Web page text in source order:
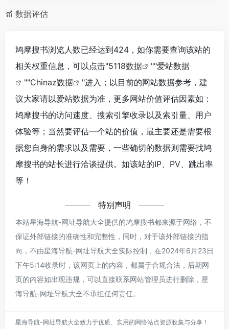
数据评估
鸠摩搜书浏览人数已经达到424，如你需要查询该站的
相关权重信息，可以点击"5118数据 ""爱站数据
""Chinaz数据
"进入；以目前的网站数据参考，建
议大家请以爱站数据为准，更多网站价值评估因素如：
鸠摩搜书的访问速度、搜索引擎收录以及索引量、用户
体验等；当然要评估一个站的价值，最主要还是需要根
据您自身的需求以及需要，一些确切的数据则需要找鸠
摩搜书的站长进行洽谈提供。如该站的IP、PV、跳出率
等！
特别声明
本站星海导航-网址导航大全提供的鸠摩搜书都来源于网络，不
保证外部链接的准确性和完整性，同时，对于该外部链接的指
向，不由星海导航-网址导航大全实际控制，在2024年6月23日
下午5:14收录时，该网页上的内容，都属于合规合法，后期网
页的内容如出现违规，可以直接联系网站管理员进行删除，星
海导航-网址导航大全不承担任何责任。
星海导航-网址导航大全致力于优质、实用的网络站点资源收集与分享！